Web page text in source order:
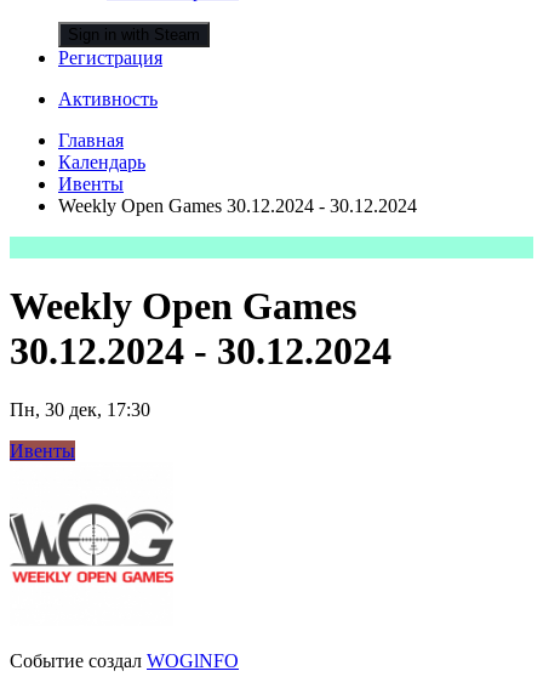
Sign in with Steam
Регистрация
Активность
Главная
Календарь
Ивенты
Weekly Open Games 30.12.2024 - 30.12.2024
Weekly Open Games
30.12.2024 - 30.12.2024
Пн, 30 дек, 17:30
Ивенты
Событие создал WOGlNFO